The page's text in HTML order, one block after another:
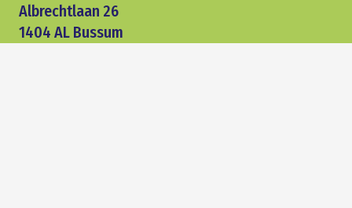
Albrechtlaan 26
1404 AL Bussum